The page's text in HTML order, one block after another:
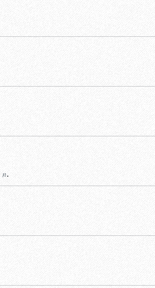
n.